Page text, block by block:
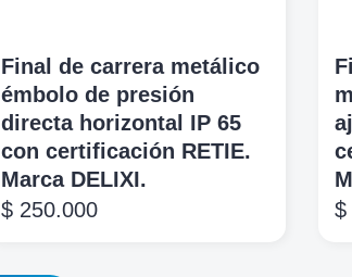
Final de carrera metálico
émbolo de presión
directa horizontal IP 65
con certificación RETIE.
Marca DELIXI.
$250.000
$